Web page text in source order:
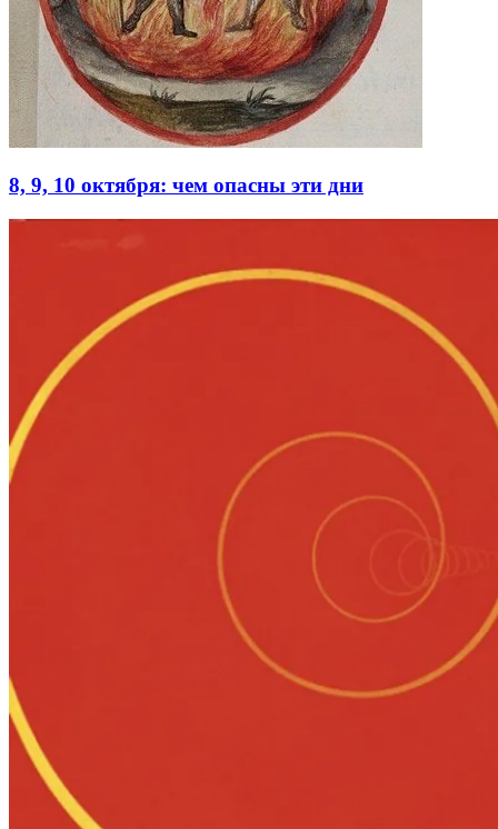
8, 9, 10 октября: чем опасны эти дни